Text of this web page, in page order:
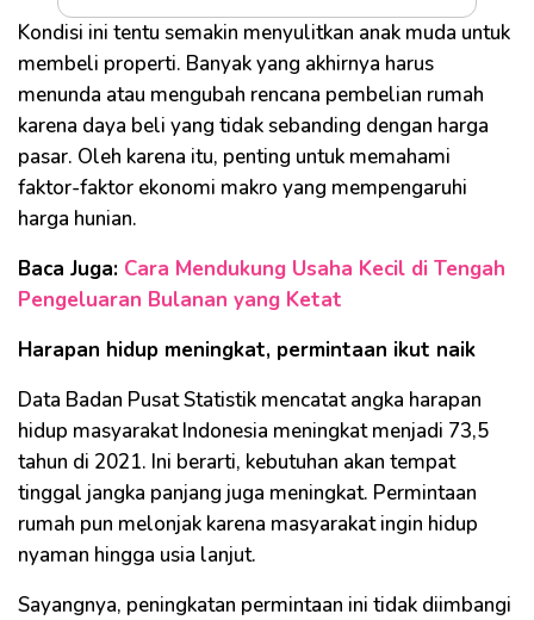
Kondisi ini tentu semakin menyulitkan anak muda untuk
membeli properti. Banyak yang akhirnya harus
menunda atau mengubah rencana pembelian rumah
karena daya beli yang tidak sebanding dengan harga
pasar. Oleh karena itu, penting untuk memahami
faktor-faktor ekonomi makro yang mempengaruhi
harga hunian.
Baca Juga: Cara Mendukung Usaha Kecil di Tengah
Pengeluaran Bulanan yang Ketat
Harapan hidup meningkat, permintaan ikut naik
Data Badan Pusat Statistik mencatat angka harapan
hidup masyarakat Indonesia meningkat menjadi 73,5
tahun di 2021. Ini berarti, kebutuhan akan tempat
tinggal jangka panjang juga meningkat. Permintaan
rumah pun melonjak karena masyarakat ingin hidup
nyaman hingga usia lanjut.
Sayangnya, peningkatan permintaan ini tidak diimbangi